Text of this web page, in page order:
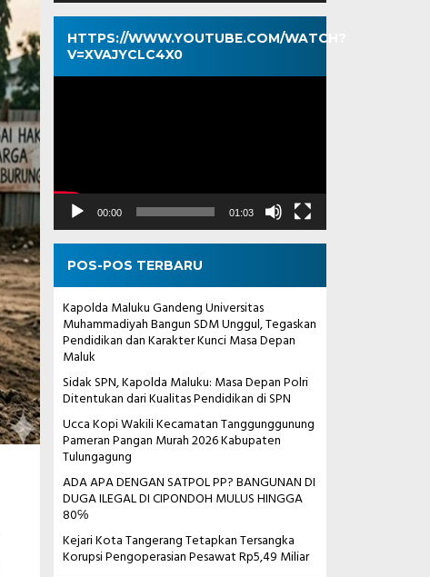
HTTPS://WWW.YOUTUBE.COM/WATCH?
V=XVAJYCLC4X0
Pemutar
00:00 01:03
POS-POS TERBARU
Kapolda Maluku Gandeng Universitas
Muhammadiyah Bangun SDM Unggul, Tegaskan
Pendidikan dan Karakter Kunci Masa Depan
Maluk
Sidak SPN, Kapolda Maluku: Masa Depan Polri
Ditentukan dari Kualitas Pendidikan di SPN
Ucca Kopi Wakili Kecamatan Tanggunggunung
Pameran Pangan Murah 2026 Kabupaten
Tulungagung
ADA APA DENGAN SATPOL PP? BANGUNAN DI
DUGA ILEGAL DI CIPONDOH MULUS HINGGA
80℅
Kejari Kota Tangerang Tetapkan Tersangka
Korupsi Pengoperasian Pesawat Rp5,49 Miliar